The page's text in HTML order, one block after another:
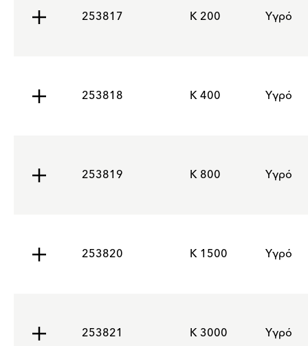
253817 K 200 Υγρό
253818 K 400 Υγρό
253819 K 800 Υγρό
253820 K 1500 Υγρό
253821 K 3000 Υγρό